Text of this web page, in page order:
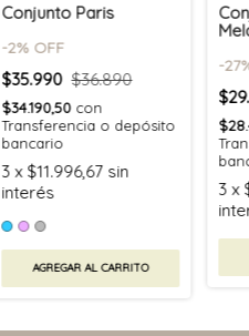
Conjunto Paris
-2% OFF
$35.990 $36.890
$34.190,50 con
Transferencia o depósito
bancario
3 x $11.996,67 sin
interés
AGREGAR AL CARRITO
-27
3 x